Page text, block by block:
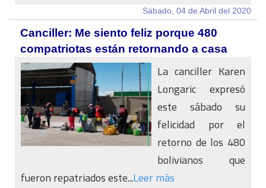
Sábado, 04 de Abril del 2020
Canciller: Me siento feliz porque 480
compatriotas están retornando a casa
La canciller Karen
Longaric expresó
este sábado su
felicidad por el
retorno de los 480
bolivianos que
fueron repatriados este...Leer más